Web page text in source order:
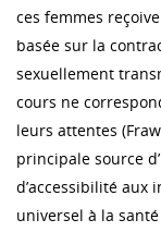
ces femmes
basée sur la
sexuellement
cours ne
leurs attentes
principale source
d’accessibilité aux
universel à la